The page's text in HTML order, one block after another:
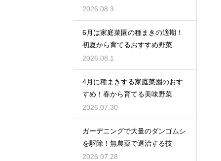
2026.08.3
6月は家庭菜園の種まきの適期！
初夏から育てるおすすめ野菜
2026.08.1
4月に種まきする家庭菜園のおす
すめ！春から育てる美味野菜
2026.07.30
ガーデニングで大量のダンゴムシ
を駆除！無農薬で退治する技
2026.07.28